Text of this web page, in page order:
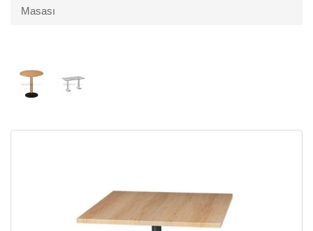
Masası